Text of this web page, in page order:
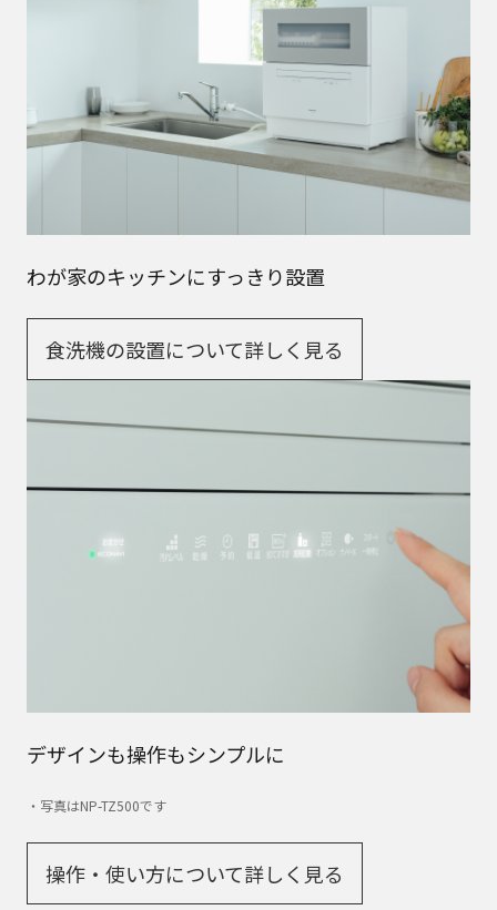
わが家のキッチンにすっきり設置
食洗機の設置について詳しく見る
デザインも操作もシンプルに
・写真はNP-TZ500です
操作・使い方について詳しく見る​